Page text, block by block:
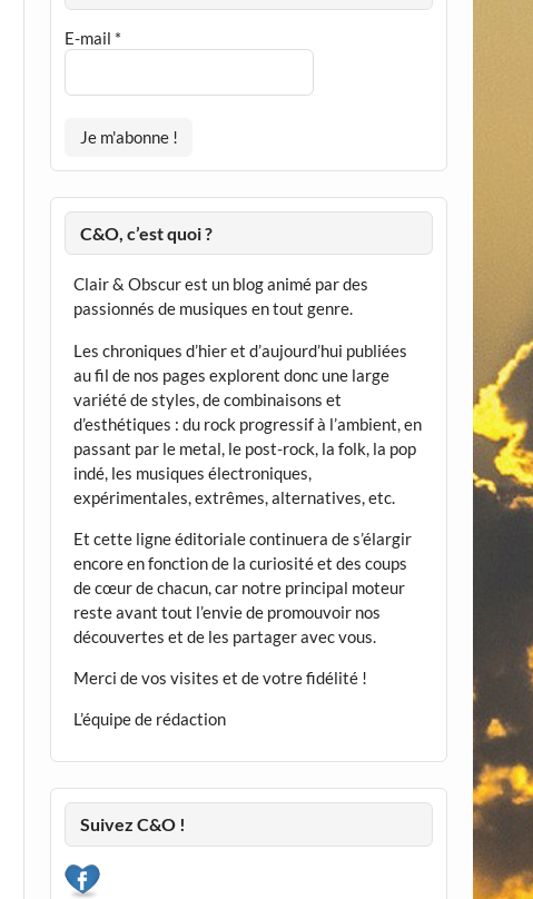
E-mail *
C&O, c’est quoi ?
Clair & Obscur est un blog animé par des
passionnés de musiques en tout genre.
Les chroniques d’hier et d’aujourd’hui publiées
au fil de nos pages explorent donc une large
variété de styles, de combinaisons et
d’esthétiques : du rock progressif à l’ambient, en
passant par le metal, le post-rock, la folk, la pop
indé, les musiques électroniques,
expérimentales, extrêmes, alternatives, etc.
Et cette ligne éditoriale continuera de s’élargir
encore en fonction de la curiosité et des coups
de cœur de chacun, car notre principal moteur
reste avant tout l’envie de promouvoir nos
découvertes et de les partager avec vous.
Merci de vos visites et de votre fidélité !
L’équipe de rédaction
Suivez C&O !